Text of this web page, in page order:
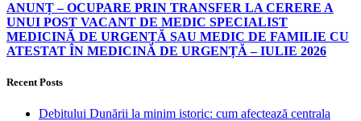
ANUNȚ – OCUPARE PRIN TRANSFER LA CERERE A
UNUI POST VACANT DE MEDIC SPECIALIST
MEDICINĂ DE URGENȚĂ SAU MEDIC DE FAMILIE CU
ATESTAT ÎN MEDICINĂ DE URGENȚĂ – IULIE 2026
Recent Posts
Debitului Dunării la minim istoric: cum afectează centrala